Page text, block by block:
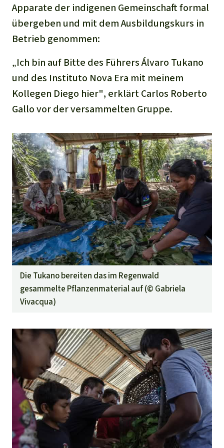
Apparate der indigenen Gemeinschaft formal
übergeben und mit dem Ausbildungskurs in
Betrieb genommen:
„Ich bin auf Bitte des Führers Álvaro Tukano
und des Instituto Nova Era mit meinem
Kollegen Diego hier", erklärt Carlos Roberto
Gallo vor der versammelten Gruppe.
Die Tukano bereiten das im Regenwald
gesammelte Pflanzenmaterial auf (© Gabriela
Vivacqua)